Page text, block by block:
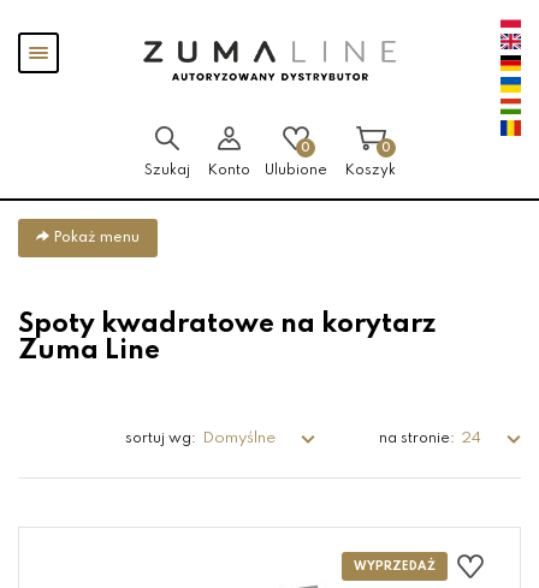
Pokaż
menu
Szukaj Konto
0
Ulubione
0
Koszyk
Pokaż menu
Spoty kwadratowe na korytarz
Zuma Line
sortuj wg: Domyślne na stronie: 24